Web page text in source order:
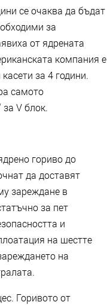
се очаква да бъдат
за
от ядрената
компания е
за 4 години.
самото
V блок.
гориво до
да доставят
зареждане в
за пет
и
на шестте
на
Горивото от